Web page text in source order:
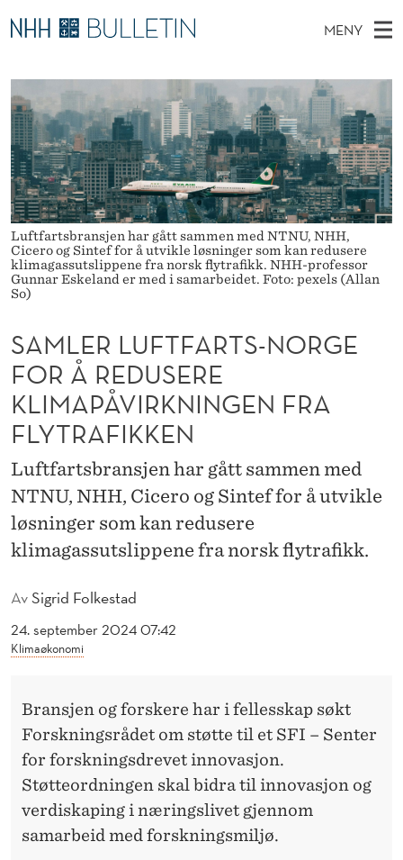
S
A
M
L
E
R
L
U
F
F
A
R
T
S
N
G
MENY
O
V
E
D
M
E
N
Y
Ø
K
I
N
E
T
T
S
T
E
D
E
T
Stipendiater og nye forskerprofiler
Disputaser
Ekspertutvalg
Om Bulletin
Luftfartsbransjen har gått sammen med NTNU, NHH,
Cicero og Sintef for å utvikle løsninger som kan redusere
klimagassutslippene fra norsk flytrafikk. NHH-professor
Gunnar Eskeland er med i samarbeidet. Foto: pexels (Allan
So)
AvSigrid Folkestad
24. september 2024 07:42
Klimaøkonomi
SAMLER LUFTFARTS-NORGE
FOR Å REDUSERE
KLIMAPÅVIRKNINGEN FRA
FLYTRAFIKKEN
Luftfartsbransjen har gått sammen med
NTNU, NHH, Cicero og Sintef for å utvikle
løsninger som kan redusere
klimagassutslippene fra norsk flytrafikk.
Bransjen og forskere har i fellesskap søkt
Forskningsrådet om støtte til et SFI – Senter
for forskningsdrevet innovasjon.
Støtteordningen skal bidra til innovasjon og
verdiskaping i næringslivet gjennom
samarbeid med forskningsmiljø.